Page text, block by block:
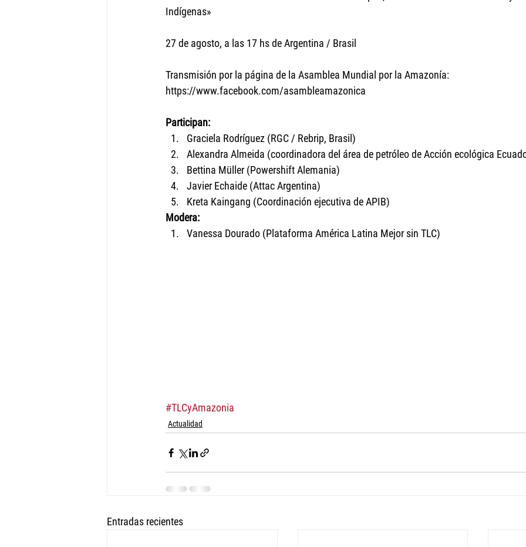
Indígenas»
27 de agosto, a las 17 hs de Argentina / Brasil
Transmisión por la página de la Asamblea Mundial por la Amazonía:
https://www.facebook.com/asambleamazonica
Participan:
Graciela Rodríguez (RGC / Rebrip, Brasil)
Alexandra Almeida (coordinadora del área de petróleo de Acción ecológica
Bettina Müller (Powershift Alemania)
Javier Echaide (Attac Argentina)
Kreta Kaingang (Coordinación ejecutiva de APIB)
Modera:
Vanessa Dourado (Plataforma América Latina Mejor sin TLC)
#TLCyAmazonia
Actualidad
Entradas recientes